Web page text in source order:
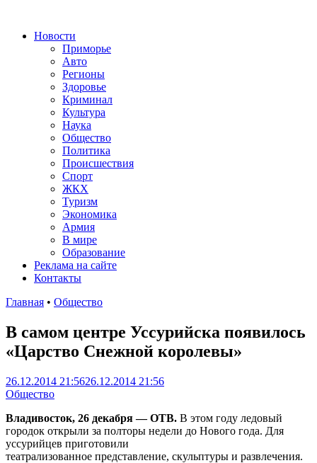
Новости
Приморье
Авто
Регионы
Здоровье
Криминал
Культура
Наука
Общество
Политика
Происшествия
Спорт
ЖКХ
Туризм
Экономика
Армия
В мире
Образование
Реклама на сайте
Контакты
Главная • Общество
В самом центре Уссурийска появилось
«Царство Снежной королевы»
26.12.2014 21:5626.12.2014 21:56
Общество
Владивосток, 26 декабря — ОТВ. В этом году ледовый
городок открыли за полторы недели до Нового года. Для
уссурийцев приготовили
театрализованное представление, скульптуры и развлечения.